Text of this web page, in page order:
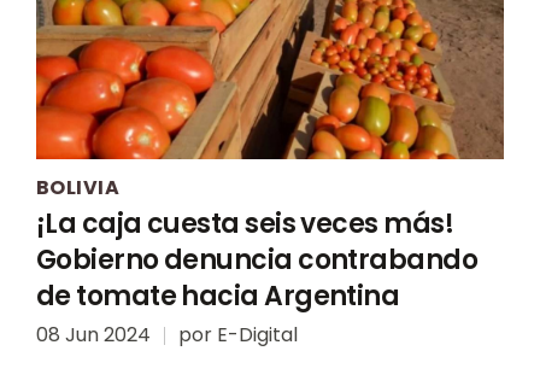
BOLIVIA
¡La caja cuesta seis veces más!
Gobierno denuncia contrabando
de tomate hacia Argentina
08 Jun 2024 por E-Digital